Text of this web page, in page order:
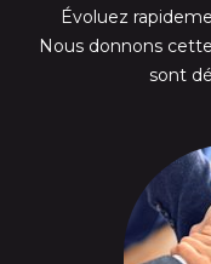
Évoluez
Nous donnons
sont